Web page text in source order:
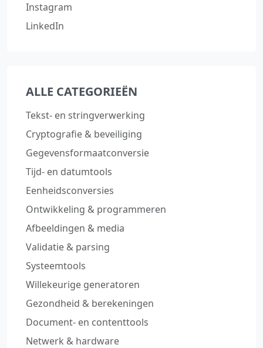
Instagram
LinkedIn
ALLE CATEGORIEËN
Tekst‑ en stringverwerking
Cryptografie & beveiliging
Gegevensformaatconversie
Tijd‑ en datumtools
Eenheidsconversies
Ontwikkeling & programmeren
Afbeeldingen & media
Validatie & parsing
Systeemtools
Willekeurige generatoren
Gezondheid & berekeningen
Document‑ en contenttools
Netwerk & hardware